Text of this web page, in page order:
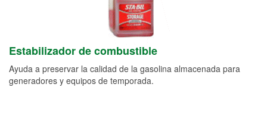
Estabilizador de combustible
Ayuda a preservar la calidad de la gasolina almacenada para
generadores y equipos de temporada.